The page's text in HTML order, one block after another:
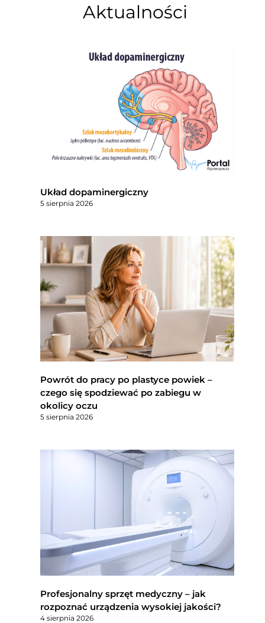
Aktualności
Układ dopaminergiczny
5 sierpnia 2026
Powrót do pracy po plastyce powiek –
czego się spodziewać po zabiegu w
okolicy oczu
5 sierpnia 2026
Profesjonalny sprzęt medyczny – jak
rozpoznać urządzenia wysokiej jakości?
4 sierpnia 2026